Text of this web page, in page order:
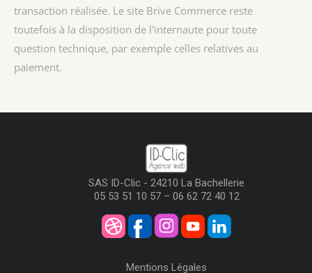
transaction réalisée. Le site Brive Commerce reste
toutefois à la disposition de l'internaute pour toute
question technique, par exemple celles relatives au
paiement.
SAS ID-Clic - 24210 La Bachellerie
05 53 51 10 57 – 06 62 72 40 12
Mentions Légales